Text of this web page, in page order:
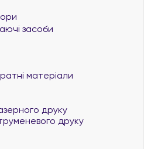
засоби
матеріали
друку
друку